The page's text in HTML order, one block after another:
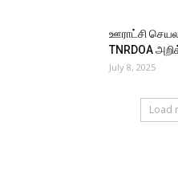
ஊராட்சி
TNRDOA
July 8, 2025
Load